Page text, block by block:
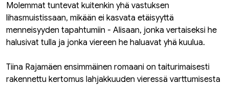
Molemmat tuntevat kuitenkin yhä vastuksen
lihasmuistissaan, mikään ei kasvata etäisyyttä
menneisyyden tapahtumiin - Alisaan, jonka vertaiseksi he
halusivat tulla ja jonka viereen he haluavat yhä kuulua.
Tiina Rajamäen ensimmäinen romaani on taiturimaisesti
rakennettu kertomus lahjakkuuden vieressä varttumisesta